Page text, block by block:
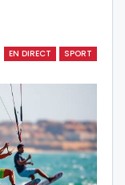
EN DIRECT SPORT